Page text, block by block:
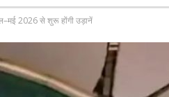
2026 से शुरू होंगी उड़ानें